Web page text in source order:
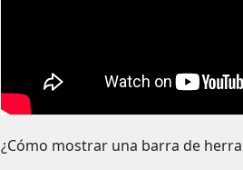
¿Cómo mostrar una barra de